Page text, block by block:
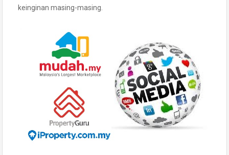
keinginan masing-masing.